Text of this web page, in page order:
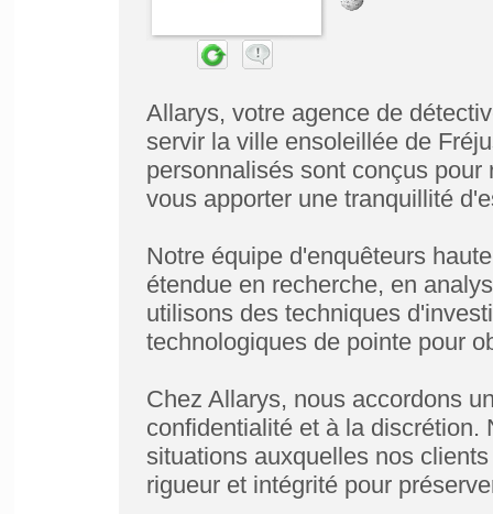
Allarys, votre agence de
servir la ville ensoleillée de
personnalisés sont conçus
vous apporter une tranquillité
Notre équipe d'enquêteurs
étendue en recherche, en
utilisons des techniques
technologiques de pointe pour
Chez Allarys, nous accordons
confidentialité et à la
situations auxquelles nos
rigueur et intégrité pour